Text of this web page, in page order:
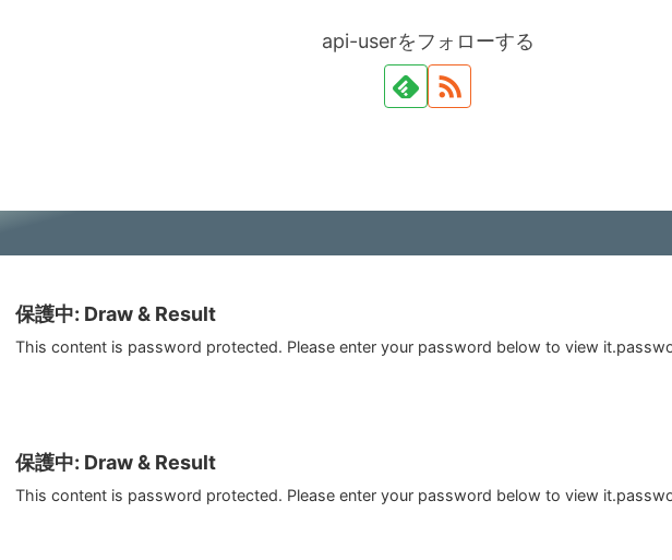
api-userをフォローする
保護中: Draw & Result
This content is password protected. Please enter your password below to view
保護中: Draw & Result
This content is password protected. Please enter your password below to view